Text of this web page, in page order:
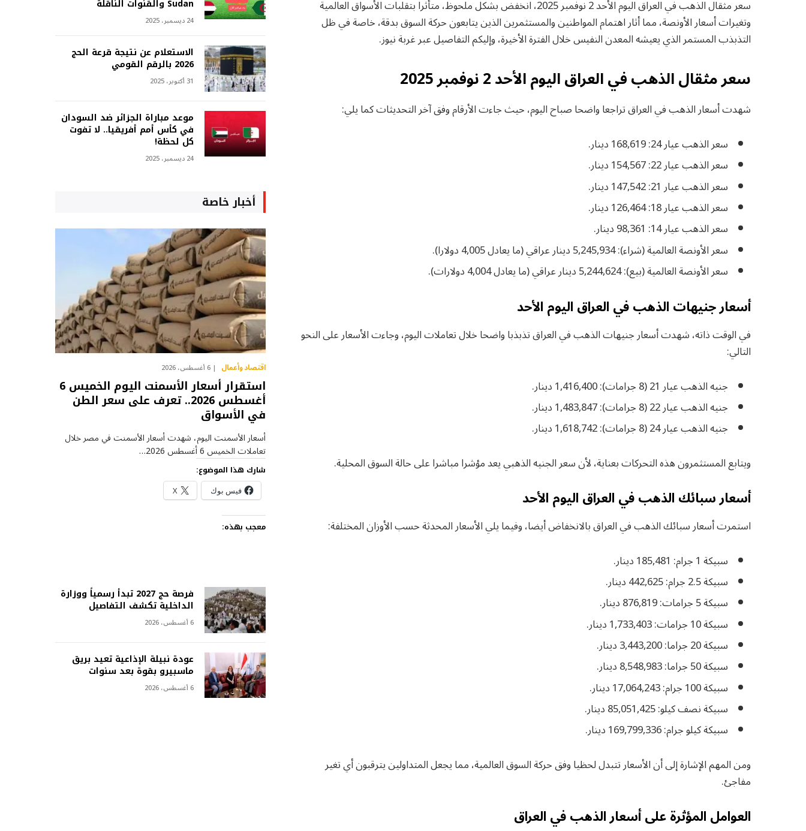
سعر مثقال الذهب في العراق اليوم الأحد 2 نوفمبر 2025، انخفض بشكل ملحوظ، متأثرا بتقلبات الأسواق العالمية
وتغيرات أسعار الأونصة، مما أثار اهتمام المواطنين والمستثمرين الذين يتابعون حركة السوق بدقة، خاصة في ظل
التذبذب المستمر الذي يعيشه المعدن النفيس خلال الفترة الأخيرة، وإليكم التفاصيل عبر غربة نيوز.
سعر مثقال الذهب في العراق اليوم الأحد 2 نوفمبر 2025
شهدت أسعار الذهب في العراق تراجعا واضحا صباح اليوم، حيث جاءت الأرقام وفق آخر التحديثات كما يلي:
سعر الذهب عيار 24: 168,619 دينار.
سعر الذهب عيار 22: 154,567 دينار.
سعر الذهب عيار 21: 147,542 دينار.
سعر الذهب عيار 18: 126,464 دينار.
سعر الذهب عيار 14: 98,361 دينار.
سعر الأونصة العالمية (شراء): 5,245,934 دينار عراقي (ما يعادل 4,005 دولارا).
سعر الأونصة العالمية (بيع): 5,244,624 دينار عراقي (ما يعادل 4,004 دولارات).
أسعار جنيهات الذهب في العراق اليوم الأحد
في الوقت ذاته، شهدت أسعار جنيهات الذهب في العراق تذبذبا واضحا خلال تعاملات اليوم، وجاءت الأسعار على النحو
التالي:
جنيه الذهب عيار 21 (8 جرامات): 1,416,400 دينار.
جنيه الذهب عيار 22 (8 جرامات): 1,483,847 دينار.
جنيه الذهب عيار 24 (8 جرامات): 1,618,742 دينار.
ويتابع المستثمرون هذه التحركات بعناية، لأن سعر الجنيه الذهبي يعد مؤشرا مباشرا على حالة السوق المحلية.
أسعار سبائك الذهب في العراق اليوم الأحد
استمرت أسعار سبائك الذهب في العراق بالانخفاض أيضا، وفيما يلي الأسعار المحدثة حسب الأوزان المختلفة:
سبيكة 1 جرام: 185,481 دينار.
سبيكة 2.5 جرام: 442,625 دينار.
سبيكة 5 جرامات: 876,819 دينار.
سبيكة 10 جرامات: 1,733,403 دينار.
سبيكة 20 جراما: 3,443,200 دينار.
سبيكة 50 جراما: 8,548,983 دينار.
سبيكة 100 جرام: 17,064,243 دينار.
سبيكة نصف كيلو: 85,051,425 دينار.
سبيكة كيلو جرام: 169,799,336 دينار.
ومن المهم الإشارة إلى أن الأسعار تتبدل لحظيا وفق حركة السوق العالمية، مما يجعل المتداولين يترقبون أي تغير
مفاجئ.
العوامل المؤثرة على أسعار الذهب في العراق
Sudan والقنوات الناقلة
24 ديسمبر، 2025
الاستعلام عن نتيجة قرعة الحج
2026 بالرقم القومي
31 أكتوبر، 2025
موعد مباراة الجزائر ضد السودان
في كأس أمم أفريقيا.. لا تفوت
كل لحظة!
24 ديسمبر، 2025
أخبار خاصة
اقتصاد وأعمال 6 أغسطس، 2026
استقرار أسعار الأسمنت اليوم الخميس 6
أغسطس 2026.. تعرف على سعر الطن
في الأسواق
أسعار الأسمنت اليوم، شهدت أسعار الأسمنت في مصر خلال
تعاملات الخميس 6 أغسطس 2026…
شارك هذا الموضوع:
فيس بوك X
معجب بهذه:
فرصة حج 2027 تبدأ رسمياً ووزارة
الداخلية تكشف التفاصيل
6 أغسطس، 2026
عودة نبيلة الإذاعية تعيد بريق
ماسبيرو بقوة بعد سنوات
6 أغسطس، 2026